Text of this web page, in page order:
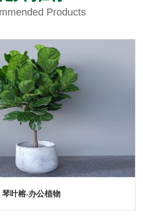
Products
琴叶榕-办公植物